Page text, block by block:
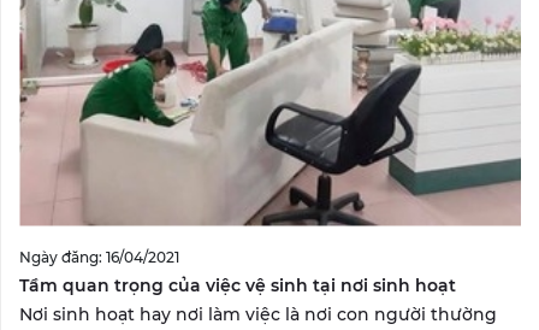
Ngày đăng: 16/04/2021
Tầm quan trọng của việc vệ sinh tại nơi sinh hoạt
Nơi sinh hoạt hay nơi làm việc là nơi con người thường